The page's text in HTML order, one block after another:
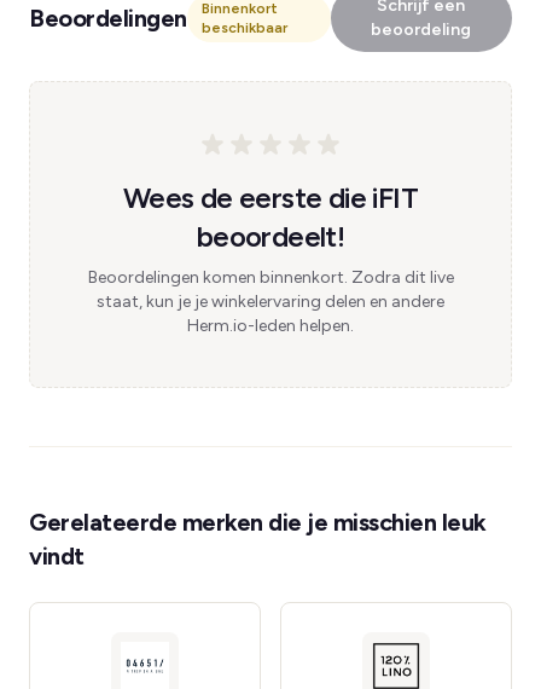
Beoordelingen
Binnenkort
beschikbaar
Schrijf een
beoordeling
Wees de eerste die iFIT
beoordeelt!
Beoordelingen komen binnenkort. Zodra dit live
staat, kun je je winkelervaring delen en andere
Herm.io-leden helpen.
Gerelateerde merken die je misschien leuk
vindt